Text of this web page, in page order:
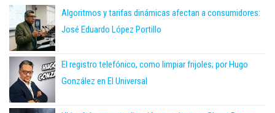
Algoritmos y tarifas dinámicas afectan a consumidores:
José Eduardo López Portillo
El registro telefónico, como limpiar frijoles; por Hugo
González en El Universal